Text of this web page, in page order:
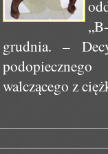
grudnia. –
walczącego z